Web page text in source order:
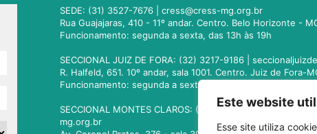
Este website
Esse site utiliza
SEDE: (31) 3527-7676 |cress@cress-mg.org.br
Rua Guajajaras, 410 - 11º andar. Centro. Belo Horizonte -
Funcionamento: segunda a sexta, das 13h às 19h
SECCIONAL JUIZ DE FORA: (32) 3217-9186 |
R. Halfeld, 651. 10º andar, sala 1001. Centro. Juiz de Fora-
Funcionamento: segunda a sexta, das 13h às 19h
SECCIONAL MONTES CLAROS: (38) 3221-9358 |
mg.org.br